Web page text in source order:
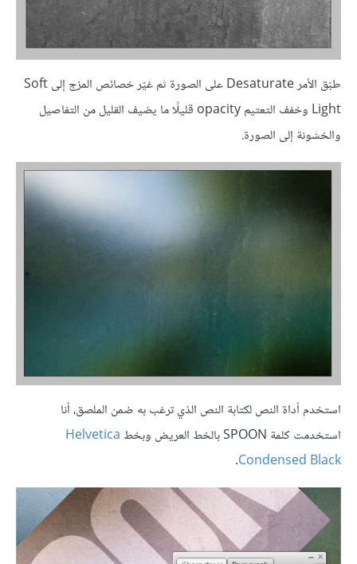
طبّق الأمر Desaturate على الصورة ثم غيّر خصائص المزج إلى Soft
Light وخفف التعتيم opacity قليلًا ما يضيف القليل من التفاصيل
والخشونة إلى الصورة.
استخدم أداة النص لكتابة النص الذي ترغب به ضمن الملصق، أنا
استخدمت كلمة SPOON بالخط العريض وبخط
Helvetica
Condensed Black
.